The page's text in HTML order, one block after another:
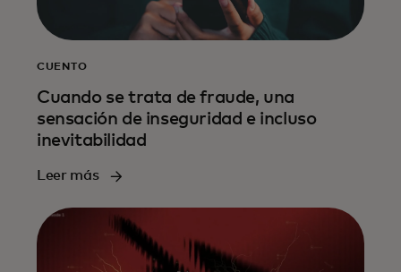
CUENTO
Cuando se trata de fraude, una
sensación de inseguridad e incluso
inevitabilidad
Leer más